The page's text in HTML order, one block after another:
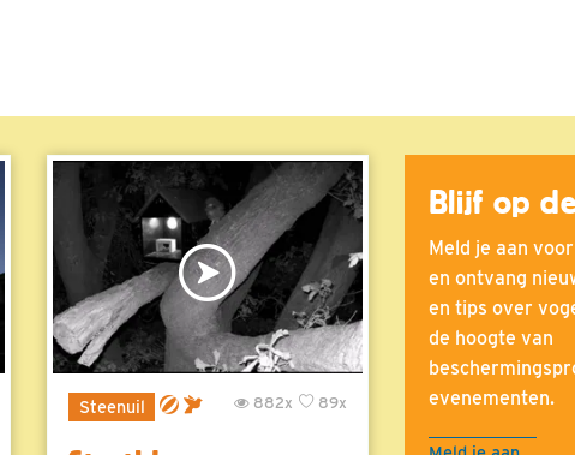
Steenuil 89x
882x
Blijf op
Meld je aan
en ontvang
en tips over
de hoogte van
evenementen.